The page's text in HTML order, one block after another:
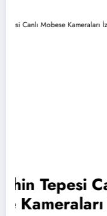
Canlı
İzle